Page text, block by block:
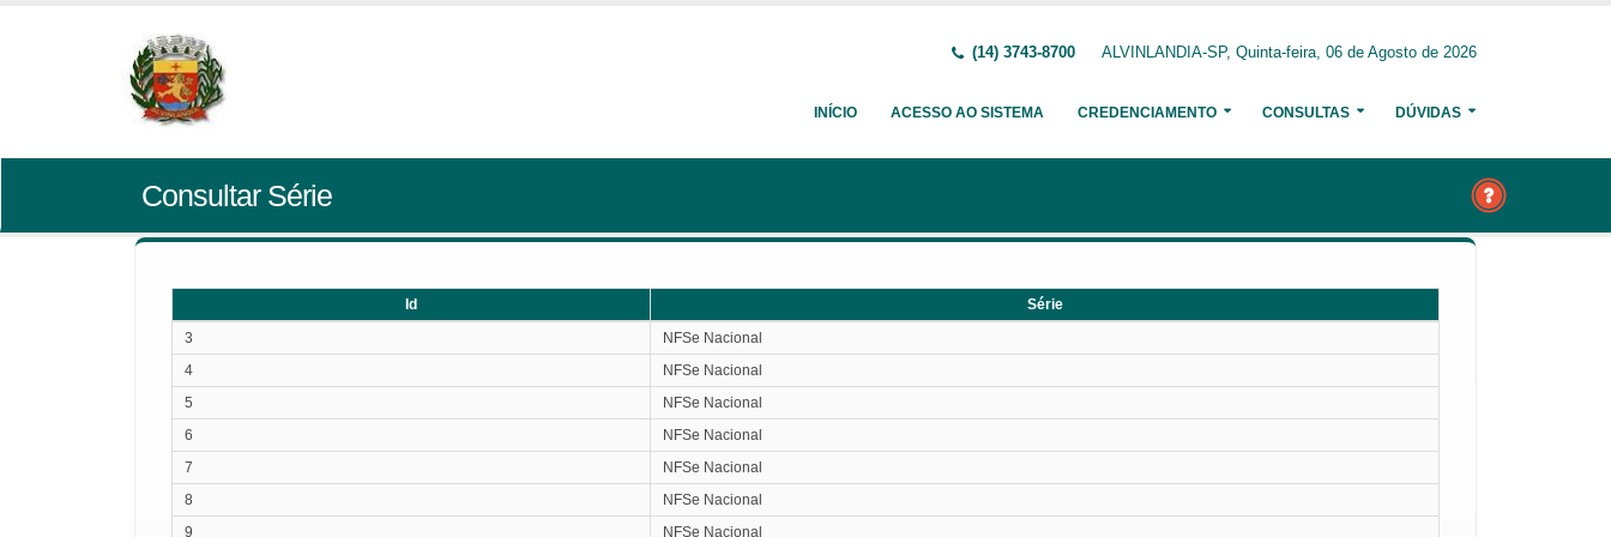
(14) 3743-8700 ALVINLANDIA-SP, Quinta-feira, 06 de Agosto de 2026
INÍCIO ACESSO AO SISTEMA CREDENCIAMENTO CONSULTAS DÚVIDAS
Consultar Série
Id
Série
3
NFSe Nacional
4
NFSe Nacional
5
NFSe Nacional
6
NFSe Nacional
7
NFSe Nacional
8
NFSe Nacional
9
NFSe Nacional